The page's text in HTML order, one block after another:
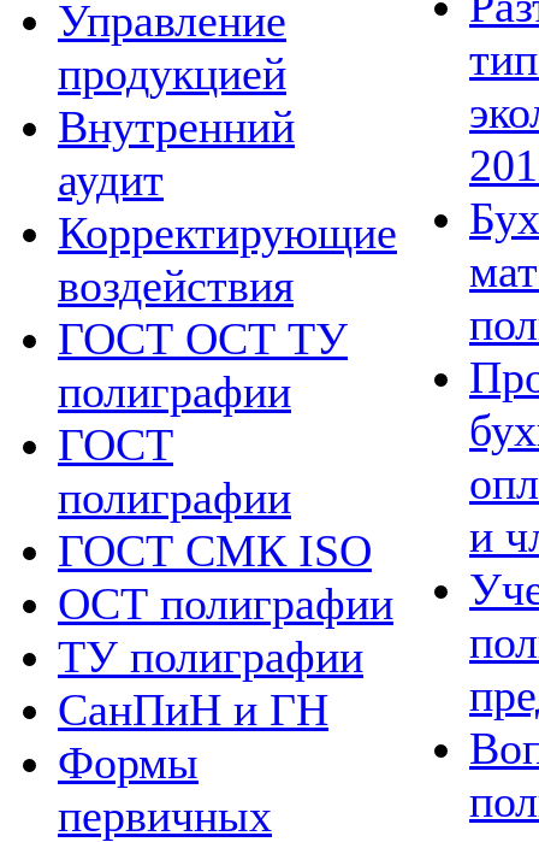
Управление
продукцией
Внутренний
аудит
Корректирующие
воздействия
ГОСТ ОСТ ТУ
полиграфии
ГОСТ
полиграфии
ГОСТ СМК ISO
ОСТ полиграфии
ТУ полиграфии
СанПиН и ГН
Формы
первичных
и